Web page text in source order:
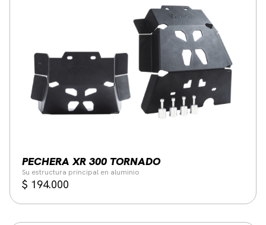
PECHERA XR 300 TORNADO
Su estructura principal en aluminio
$ 194.000